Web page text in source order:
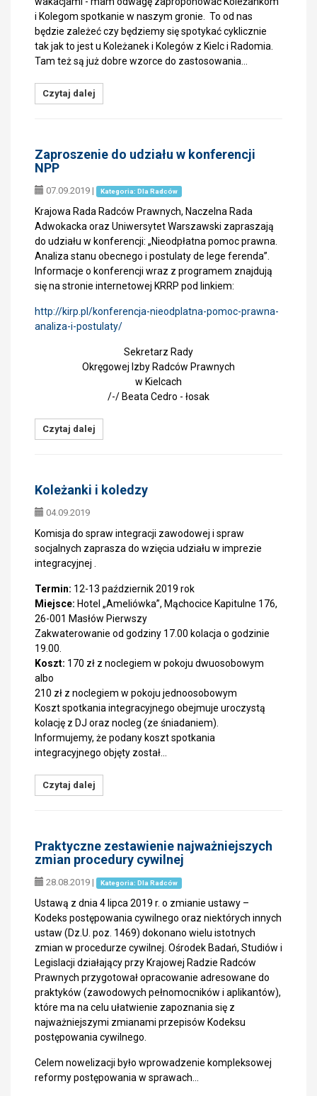
i Kolegom spotkanie w naszym gronie. To od nas
będzie zależeć czy będziemy się spotykać cyklicznie
tak jak to jest u Koleżanek i Kolegów z Kielc i Radomia.
Tam też są już dobre wzorce do zastosowania…
Czytaj dalej
Zaproszenie do udziału w konferencji
NPP
07.09.2019 | Kategoria: Dla Radców
Krajowa Rada Radców Prawnych, Naczelna Rada
Adwokacka oraz Uniwersytet Warszawski zapraszają
do udziału w konferencji: „Nieodpłatna pomoc prawna.
Analiza stanu obecnego i postulaty de lege ferenda”.
Informacje o konferencji wraz z programem znajdują
się na stronie internetowej KRRP pod linkiem:
http://kirp.pl/konferencja-nieodplatna-pomoc-prawna-
analiza-i-postulaty/
Sekretarz Rady
Okręgowej Izby Radców Prawnych
w Kielcach
/-/ Beata Cedro - łosak
Czytaj dalej
Koleżanki i koledzy
04.09.2019
Komisja do spraw integracji zawodowej i spraw
socjalnych zaprasza do wzięcia udziału w imprezie
integracyjnej .
Termin: 12-13 październik 2019 rok
Miejsce: Hotel „Ameliówka”, Mąchocice Kapitulne 176,
26-001 Masłów Pierwszy
Zakwaterowanie od godziny 17.00 kolacja o godzinie
19.00.
Koszt: 170 zł z noclegiem w pokoju dwuosobowym
albo
210 zł z noclegiem w pokoju jednoosobowym
Koszt spotkania integracyjnego obejmuje uroczystą
kolację z DJ oraz nocleg (ze śniadaniem).
Informujemy, że podany koszt spotkania
integracyjnego objęty został…
Czytaj dalej
Praktyczne zestawienie najważniejszych
zmian procedury cywilnej
28.08.2019 | Kategoria: Dla Radców
Ustawą z dnia 4 lipca 2019 r. o zmianie ustawy –
Kodeks postępowania cywilnego oraz niektórych innych
ustaw (Dz.U. poz. 1469) dokonano wielu istotnych
zmian w procedurze cywilnej. Ośrodek Badań, Studiów i
Legislacji działający przy Krajowej Radzie Radców
Prawnych przygotował opracowanie adresowane do
praktyków (zawodowych pełnomocników i aplikantów),
które ma na celu ułatwienie zapoznania się z
najważniejszymi zmianami przepisów Kodeksu
postępowania cywilnego.
Celem nowelizacji było wprowadzenie kompleksowej
reformy postępowania w sprawach…